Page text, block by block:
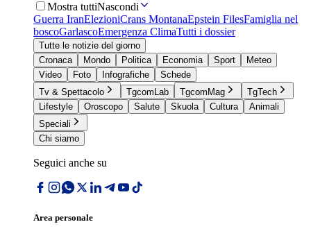
Mostra tuttiNascondi
Guerra IranElezioniCrans MontanaEpstein FilesFamiglia nel
boscoGarlascoEmergenza ClimaTutti i dossier
Tutte le notizie del giorno
Cronaca
Mondo Politica Economia Sport
Meteo
Video
Foto Infografiche
Schede
Tv & Spettacolo
TgcomLab TgcomMag
TgTech
Lifestyle
Oroscopo Salute Skuola Cultura
Animali
Speciali
Chi siamo
Seguici anche su
Area personale